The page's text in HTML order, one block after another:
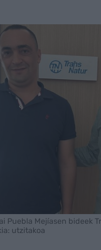
Puebla Mejíasen bideek
utzitakoa